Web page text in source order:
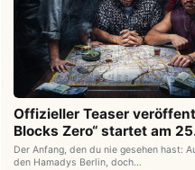
Offizieller Teaser
Blocks Zero“ startet am
Der Anfang, den du nie gesehen hast:
den Hamadys Berlin, doch…